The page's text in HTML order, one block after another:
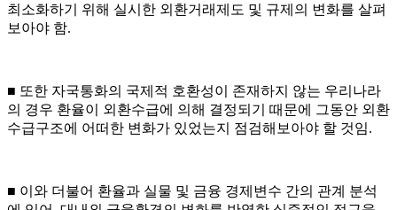
최소화하기 위해 실시한 외환거래제도 및 규제의 변화를 살펴
보아야 함.
■ 또한 자국통화의 국제적 호환성이 존재하지 않는 우리나라
의 경우 환율이 외환수급에 의해 결정되기 때문에 그동안 외환
수급구조에 어떠한 변화가 있었는지 점검해보아야 할 것임.
■ 이와 더불어 환율과 실물 및 금융 경제변수 간의 관계 분석